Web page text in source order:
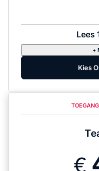
Lees
+
Kies